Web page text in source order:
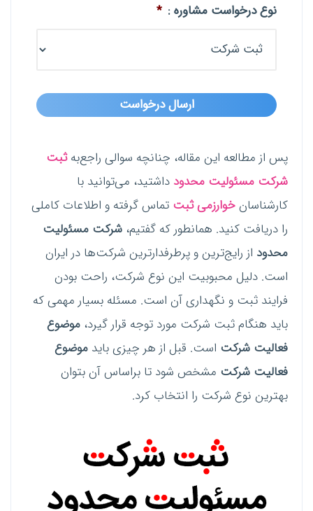
نوع درخواست مشاوره : *
پس از مطالعه این مقاله، چنانچه سوالی راجع‌بهثبت
شرکت مسئولیت محدود داشتید، می‌توانید با
کارشناسانخوارزمی ثبت تماس گرفته و اطلاعات کاملی
را دریافت کنید. همانطور که گفتیم، شرکت مسئولیت
محدود از رایج‌ترین و پرطرفدارترین شرکت‌ها در ایران
است. دلیل محبوبیت این نوع شرکت، راحت بودن
فرایند ثبت و نگهداری آن است. مسئله بسیار مهمی که
باید هنگام ثبت شرکت مورد توجه قرار گیرد، موضوع
فعالیت شرکت است. قبل از هر چیزی باید موضوع
فعالیت شرکت مشخص شود تا براساس آن بتوان
بهترین نوع شرکت را انتخاب کرد.